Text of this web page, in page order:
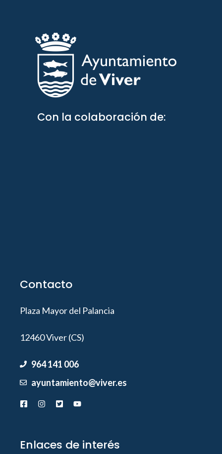
Con la colaboración de:
Contacto
Plaza Mayor del Palancia
12460 Viver (CS)
964 141 006
ayuntamiento@viver.es
Enlaces de interés